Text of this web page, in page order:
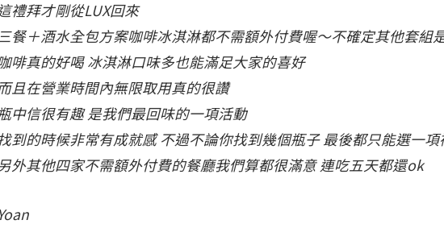
禮拜才剛從LUX回來
餐＋酒水全包方案咖啡冰淇淋都不需額外付費喔～不確定其他套組
啡真的好喝 冰淇淋口味多也能滿足大家的喜好
且在營業時間內無限取用真的很讚
中信很有趣 是我們最回味的一項活動
到的時候非常有成就感 不過不論你找到幾個瓶子 最後都只能選一
外其他四家不需額外付費的餐廳我們算都很滿意 連吃五天都還ok
Yoan